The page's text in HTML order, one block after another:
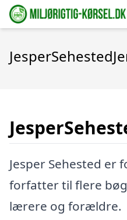
Jesper Sehested er
forfatter til flere
lærere og forældre.